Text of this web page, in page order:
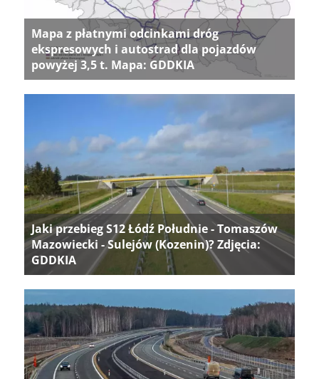
Mapa z płatnymi odcinkami dróg
ekspresowych i autostrad dla pojazdów
powyżej 3,5 t. Mapa: GDDKIA
Jaki przebieg S12 Łódź Południe - Tomaszów
Mazowiecki - Sulejów (Kozenin)? Zdjęcia:
GDDKIA